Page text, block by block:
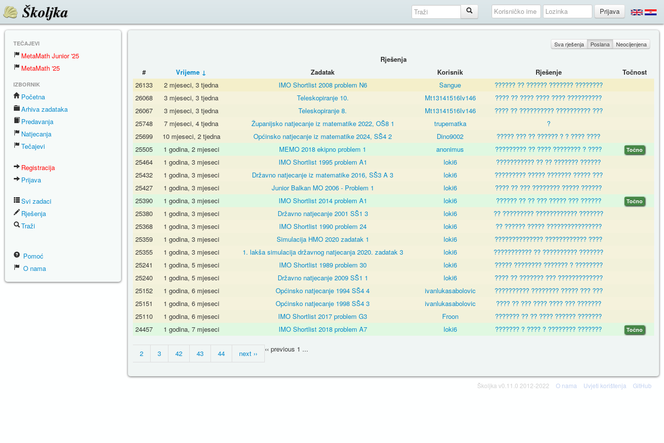
Školjka
TEČAJEVI
MetaMath Junior '25
MetaMath '25
IZBORNIK
Početna
Arhiva zadataka
Predavanja
Natjecanja
Tečajevi
Registracija
Prijava
Svi zadaci
Rješenja
Traži
Pomoć
O nama
Sva rješenja Poslana Neocijenjena
Rješenja
#
Vrijeme ↓ Zadatak Korisnik Rješenje
Točnost
26133
2 mjeseci, 3 tjedna IMO Shortlist 2008 problem N6 Sangue
?????? ?? ?????? ??????? ????????
26068
3 mjeseci, 3 tjedna Teleskopiranje 10. Mt13141516Iv146
???? ?? ???? ???? ???? ??????????
26067
3 mjeseci, 3 tjedna Teleskopiranje 8. Mt13141516Iv146
???? ?? ?????????? ?????????? ???
25748
7 mjeseci, 4 tjedna Županijsko natjecanje iz matematike 2022, OŠ8 1 trupematka
?
25699
10 mjeseci, 2 tjedna Općinsko natjecanje iz matematike 2024, SŠ4 2 Dino9002
????? ??? ?? ?????? ? ? ???? ????
25505
1 godina, 2 mjeseci MEMO 2018 ekipno problem 1 anonimus ????????? ?? ???? ???????? ? ???? Točno
25464 1 godina, 3 mjeseci IMO Shortlist 1995 problem A1 loki6
??????????? ?? ?? ??????? ??????
25432
1 godina, 3 mjeseci Državno natjecanje iz matematike 2016, SŠ3 A 3 loki6
????????? ????? ??????? ????? ???
25427
1 godina, 3 mjeseci Junior Balkan MO 2006 - Problem 1 loki6
???? ?? ??? ???????? ????? ??????
25390
1 godina, 3 mjeseci IMO Shortlist 2014 problem A1 loki6 ?????? ?? ?? ??? ????? ??? ?????? Točno
25380 1 godina, 3 mjeseci Državno natjecanje 2001 SŠ1 3 loki6
?? ????????? ???????????? ???????
25368
1 godina, 3 mjeseci IMO Shortlist 1990 problem 24 loki6
?? ?????? ????? ????????????????
25359
1 godina, 3 mjeseci Simulacija HMO 2020 zadatak 1 loki6
?????????????? ???????????? ????
25355
1 godina, 3 mjeseci 1. lakša simulacija državnog natjecanja 2020. zadatak 3 loki6
??????????? ?? ?????????? ???????
25241
1 godina, 5 mjeseci IMO Shortlist 1989 problem 30 loki6
????? ???????? ??????? ? ????????
25240
1 godina, 5 mjeseci Državno natjecanje 2009 SŠ1 1 loki6
???? ?? ??????? ??? ?????????????
25152
1 godina, 6 mjeseci Općinsko natjecanje 1994 SŠ4 4 ivanlukasabolovic
?????????? ???????? ????? ??? ???
25151
1 godina, 6 mjeseci Općinsko natjecanje 1998 SŠ4 3 ivanlukasabolovic
???? ?? ??? ???? ???? ??? ???????
25110
1 godina, 6 mjeseci IMO Shortlist 2017 problem G3 Froon
??????? ?? ?? ???? ?????? ???????
24457
1 godina, 7 mjeseci IMO Shortlist 2018 problem A7 loki6 ??????? ? ???? ? ???????? ??????? Točno
‹‹ previous 1
2 3 ...
42 43 44 next ››
Školjka v0.11.0 2012-2022 O nama Uvjeti korištenja GitHub